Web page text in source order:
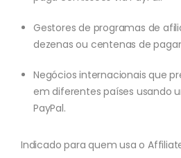
Gestores de programas de
dezenas ou centenas de
Negócios internacionais que
em diferentes países usando
PayPal.
Indicado para quem usa o